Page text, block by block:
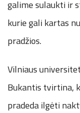
galime sulaukti ir
kurie gali kartas
pradžios.
Vilniaus
Bukantis tvirtina,
pradeda ilgėti